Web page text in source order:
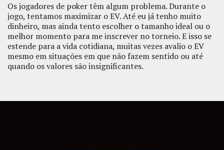
Os jogadores de poker têm algum problema. Durante o
jogo, tentamos maximizar o EV. Até eu já tenho muito
dinheiro, mas ainda tento escolher o tamanho ideal ou o
melhor momento para me inscrever no torneio. E isso se
estende para a vida cotidiana, muitas vezes avalio o EV
mesmo em situações em que não fazem sentido ou até
quando os valores são insignificantes.